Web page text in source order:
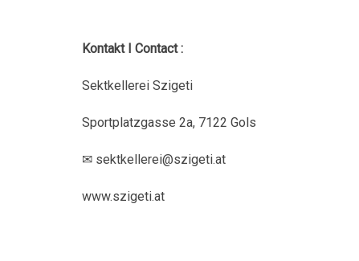
Kontakt I Contact :
Sektkellerei Szigeti
Sportplatzgasse 2a, 7122 Gols
✉ sektkellerei@szigeti.at
www.szigeti.at